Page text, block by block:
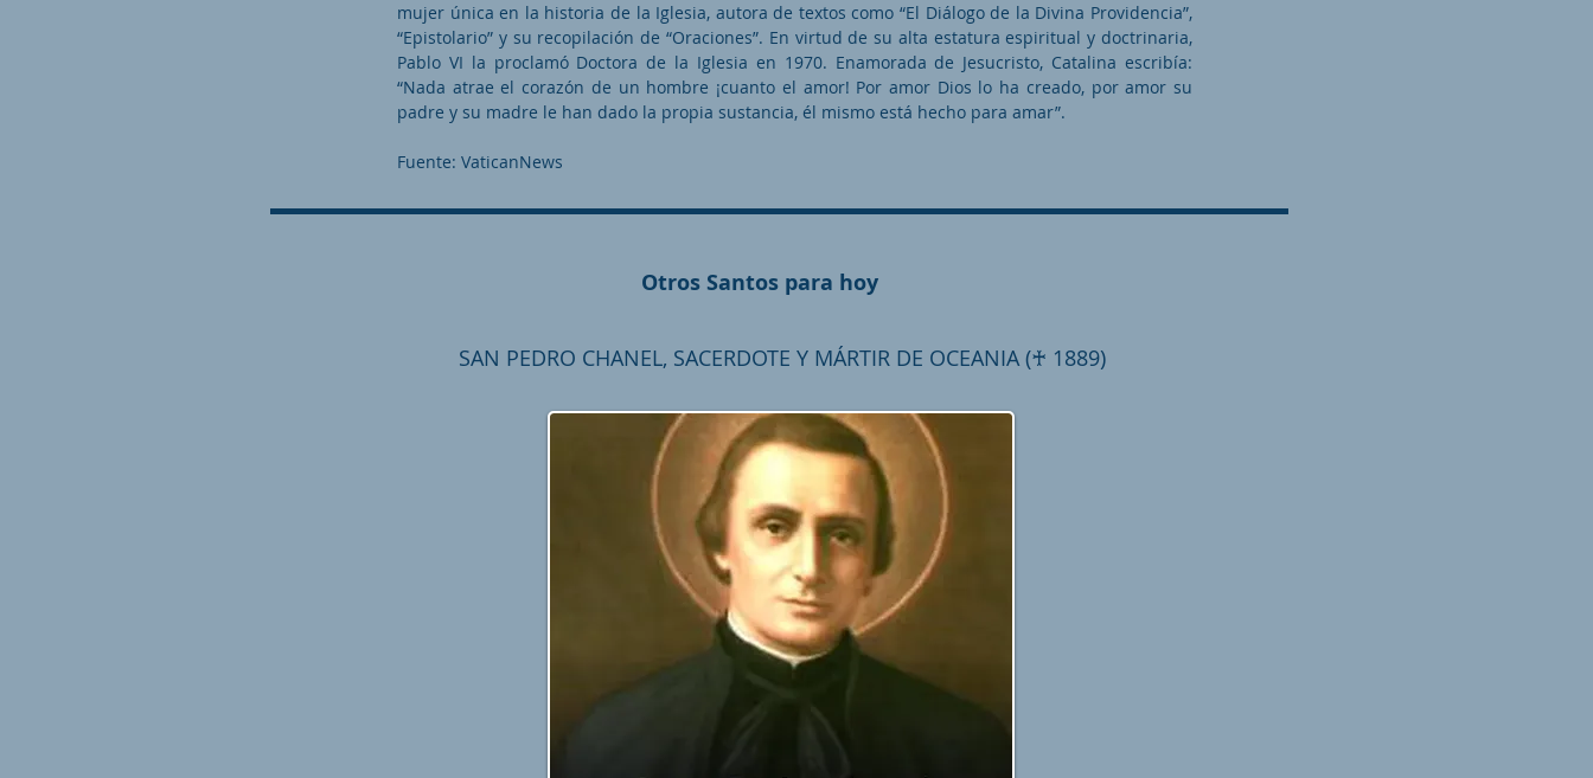
mujer única en la historia de la Iglesia, autora de textos como “El Diálogo de la Divina Providencia”,
“Epistolario” y su recopilación de “Oraciones”. En virtud de su alta estatura espiritual y doctrinaria,
Pablo VI la proclamó Doctora de la Iglesia en 1970. Enamorada de Jesucristo, Catalina escribía:
“Nada atrae el corazón de un hombre ¡cuanto el amor! Por amor Dios lo ha creado, por amor su
padre y su madre le han dado la propia sustancia, él mismo está hecho para amar”.
Fuente: VaticanNews
Otros Santos para hoy
SAN PEDRO CHANEL, SACERDOTE Y MÁRTIR DE OCEANIA (♰ 1889)